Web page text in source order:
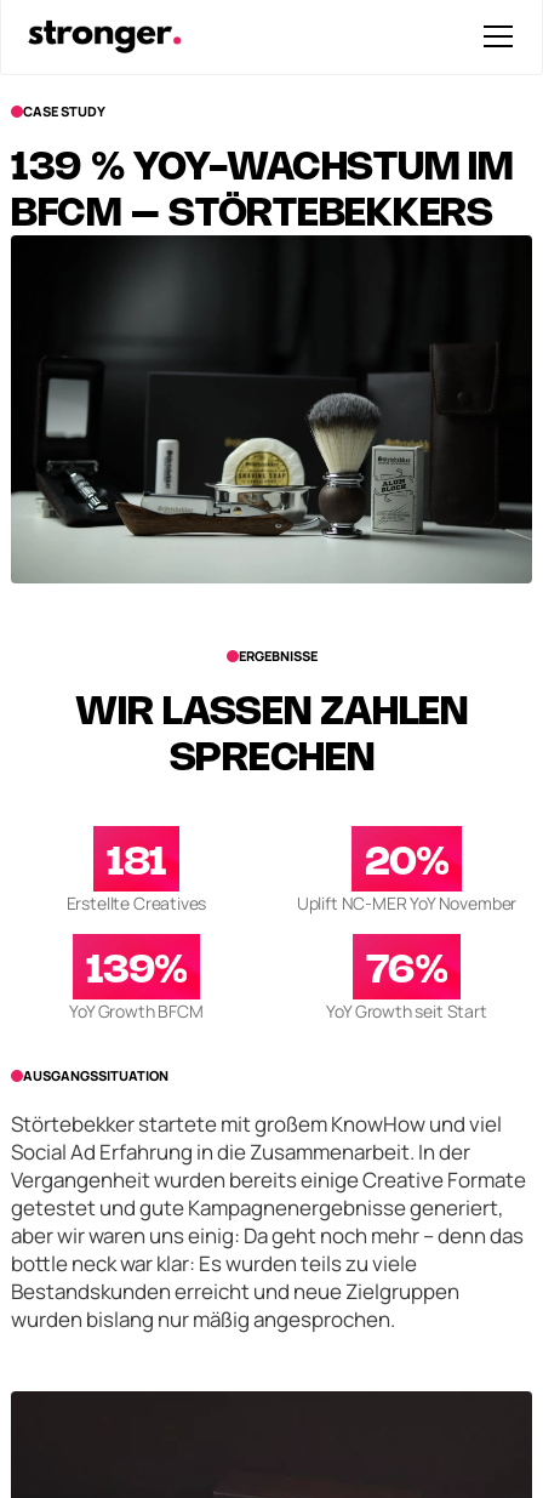
CASE STUDY
139 % YOY-WACHSTUM IM
BFCM – STÖRTEBEKKERS
ERGEBNISSE
WIR LASSEN ZAHLEN
SPRECHEN
181
Erstellte Creatives
20%
Uplift NC-MER YoY November
139%
YoY Growth BFCM
76%
YoY Growth seit Start
AUSGANGSSITUATION
Störtebekker startete mit großem KnowHow und viel
Social Ad Erfahrung in die Zusammenarbeit. In der
Vergangenheit wurden bereits einige Creative Formate
getestet und gute Kampagnenergebnisse generiert,
aber wir waren uns einig: Da geht noch mehr – denn das
bottle neck war klar: Es wurden teils zu viele
Bestandskunden erreicht und neue Zielgruppen
wurden bislang nur mäßig angesprochen.